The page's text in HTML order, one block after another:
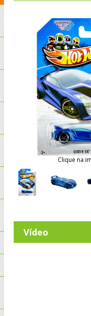
Clique na
Vídeo